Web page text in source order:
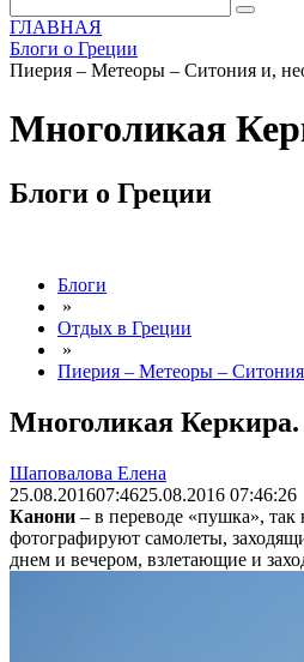
ГЛАВНАЯ
Блоги о Греции
Пиерия – Метеоры – Ситония и,
Многоликая
Блоги о Греции
Блоги
»
Отдых в Греции
»
Пиерия – Метеоры –
Многоликая
Шаповалова Елена
25.08.201607:4625.08.2016 07:46:26
Канони – в переводе «пушка», так
фотографируют самолеты,
днем и вечером, взлетающие и